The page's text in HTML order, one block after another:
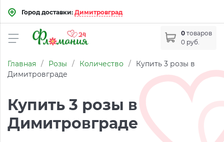
Город доставки: Димитровград
0 товаров
0 руб.
Главная / Розы / Количество /
Купить 3 розы в
Димитровграде
Купить 3 розы в
Димитровграде